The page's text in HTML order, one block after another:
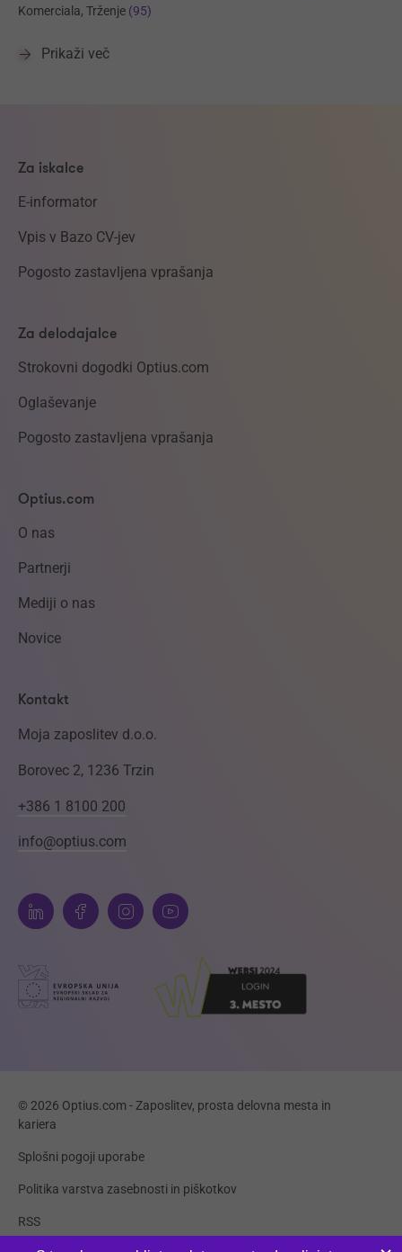
Komerciala, Trženje (95)
Prikaži več
Za iskalce
E-informator
Vpis v Bazo CV-jev
Pogosto zastavljena vprašanja
Za delodajalce
Strokovni dogodki Optius.com
Oglaševanje
Pogosto zastavljena vprašanja
Optius.com
O nas
Partnerji
Mediji o nas
Novice
Kontakt
Moja zaposlitev d.o.o.
Borovec 2, 1236 Trzin
+386 1 8100 200
info@optius.com
© 2026 Optius.com - Zaposlitev, prosta delovna mesta in
kariera
Splošni pogoji uporabe
Politika varstva zasebnosti in piškotkov
RSS